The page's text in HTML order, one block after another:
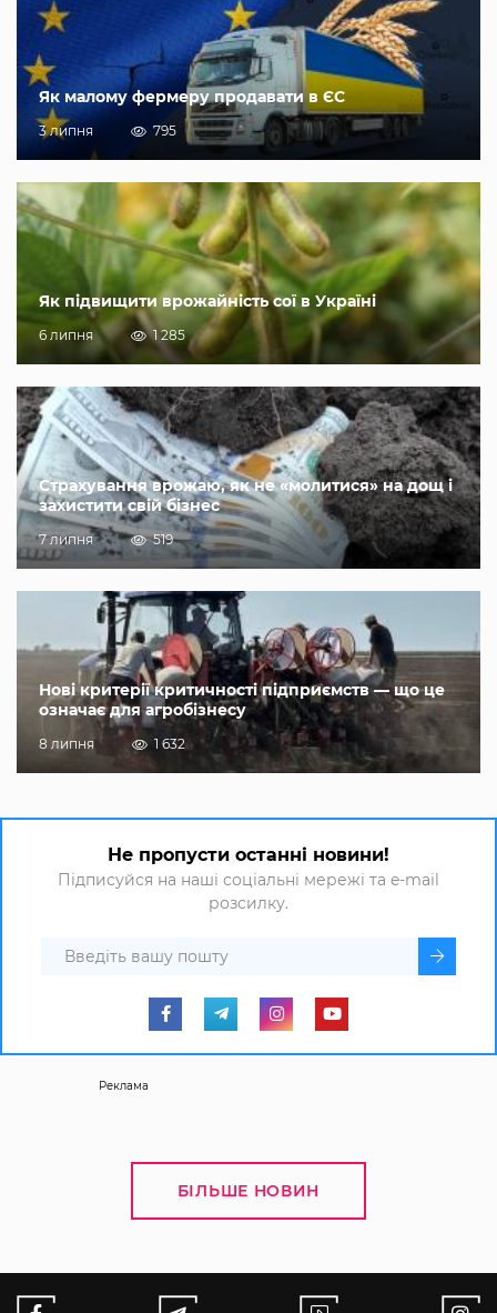
Як малому фермеру продавати в ЄС
3 липня 795
Як підвищити врожайність сої в Україні
6 липня 1 285
Страхування врожаю, як не «молитися» на дощ і
захистити свій бізнес
7 липня 519
Нові критерії критичності підприємств — що це
означає для агробізнесу
8 липня 1 632
Не пропусти останні новини!
Підписуйся на наші соціальні мережі та e-mail
розсилку.
Реклама
БІЛЬШЕ НОВИН